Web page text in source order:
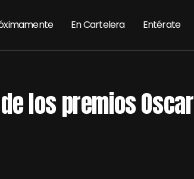
En Cartelera Entérate
los premios Oscar